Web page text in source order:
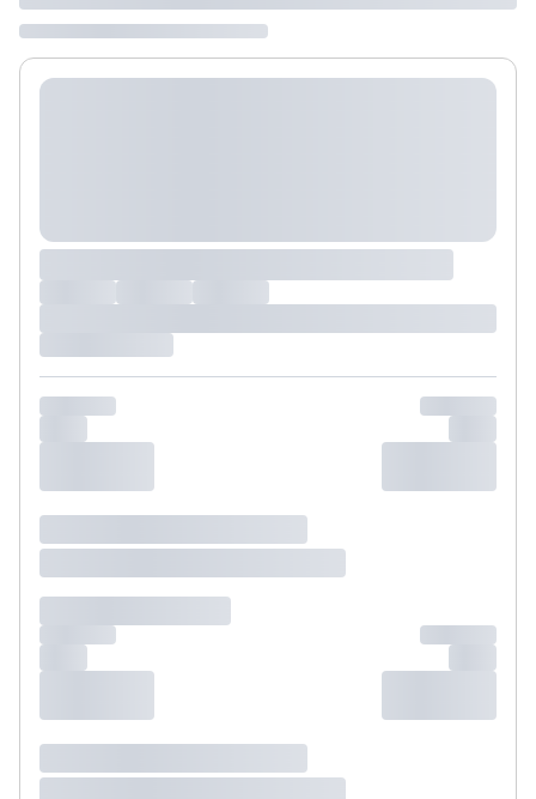
zamówienie u naszego doradcy.
Maksymalna liczba uczestników
maksymalny limit dla 1 pokoju.